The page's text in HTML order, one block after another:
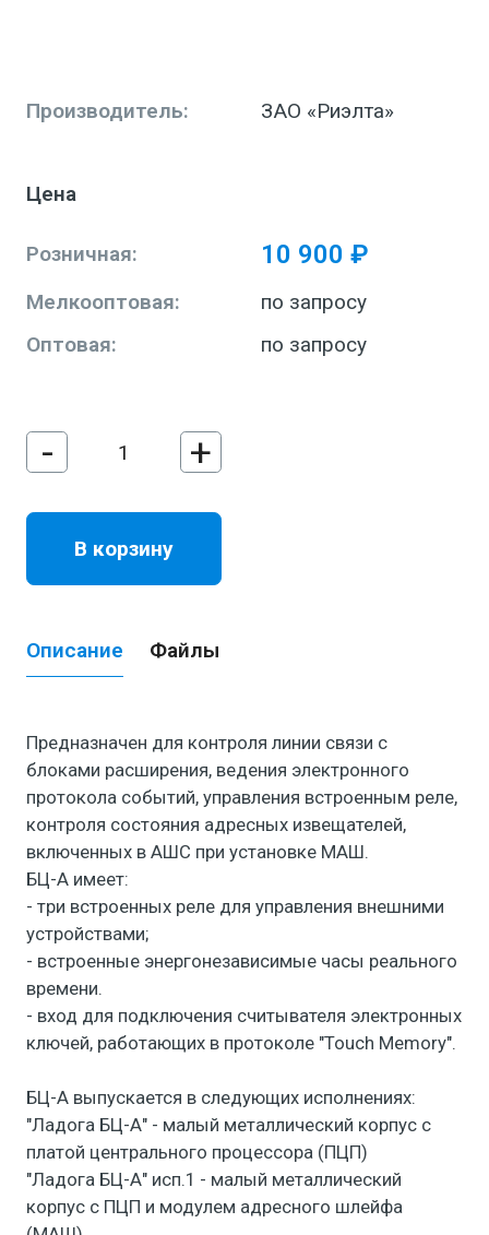
Производитель: ЗАО «Риэлта»
Цена
Розничная: 10 900 ₽
Мелкооптовая:
по запросу
Оптовая:
по запросу
- +
В корзину
Описание Файлы
Предназначен для контроля линии связи с
блоками расширения, ведения электронного
протокола событий, управления встроенным реле,
контроля состояния адресных извещателей,
включенных в АШС при установке МАШ.
БЦ-А имеет:
- три встроенных реле для управления внешними
устройствами;
- встроенные энергонезависимые часы реального
времени.
- вход для подключения считывателя электронных
ключей, работающих в протоколе "Touch Memory".
БЦ-А выпускается в следующих исполнениях:
"Ладога БЦ-А" - малый металлический корпус с
платой центрального процессора (ПЦП)
"Ладога БЦ-А" исп.1 - малый металлический
корпус с ПЦП и модулем адресного шлейфа